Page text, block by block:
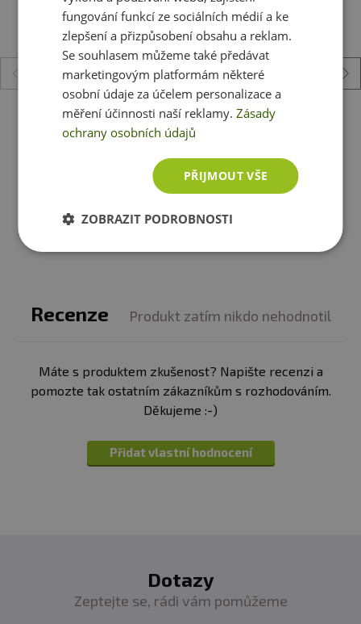
Nastavitelné popruhy se dokonale přizpůsobí
Je hypoalergenní - není vyrobena z latexu ani z
neoprenu
✅
Je univerzální pro obvod kolene (měřte 7,5 cm nad
kolenem) od 31 cm až po 51 cm
Vhodná pro levé i pravé koleno
Mad Max Bandáž neopren - loket MFA293
275 Kč
skladem ihned k expedici
Zobrazit všechny produkty v akci
Recenze Produkt zatím nikdo nehodnotil
Máte s produktem zkušenost? Napište recenzi a
pomozte tak ostatním zákazníkům s rozhodováním.
Děkujeme :-)
Přidat vlastní hodnocení
Dotazy
Zeptejte se, rádi vám pomůžeme
fungování funkcí ze sociálních médií a ke
zlepšení a přizpůsobení obsahu a reklam.
Se souhlasem můžeme také předávat
marketingovým platformám některé
osobní údaje za účelem personalizace a
měření účinnosti naší reklamy.Zásady
ochrany osobních údajů
PŘIJMOUT VŠE
ZOBRAZIT PODROBNOSTI